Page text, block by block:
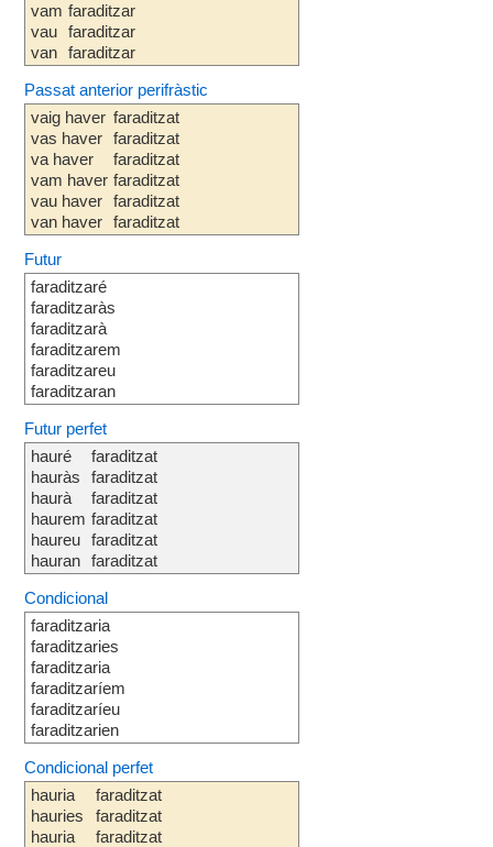
vam
vau
van
faraditzar
faraditzar
faraditzar
Passat anterior perifràstic
vaig haver
vas haver
va haver
vam haver
vau haver
van haver
faraditzat
faraditzat
faraditzat
faraditzat
faraditzat
faraditzat
Futur
faraditzaré
faraditzaràs
faraditzarà
faraditzarem
faraditzareu
faraditzaran
Futur perfet
hauré
hauràs
haurà
haurem
haureu
hauran
faraditzat
faraditzat
faraditzat
faraditzat
faraditzat
faraditzat
Condicional
faraditzaria
faraditzaries
faraditzaria
faraditzaríem
faraditzaríeu
faraditzarien
Condicional perfet
hauria
hauries
hauria
faraditzat
faraditzat
faraditzat